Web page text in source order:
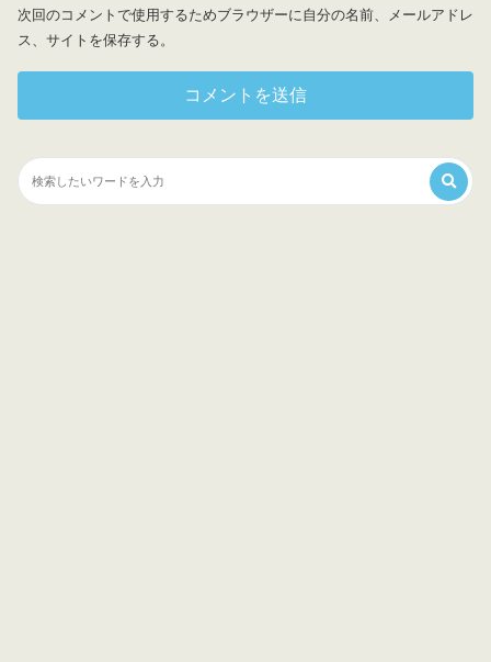
次回のコメントで使用するためブラウザーに自分の名前、メールアドレ
ス、サイトを保存する。